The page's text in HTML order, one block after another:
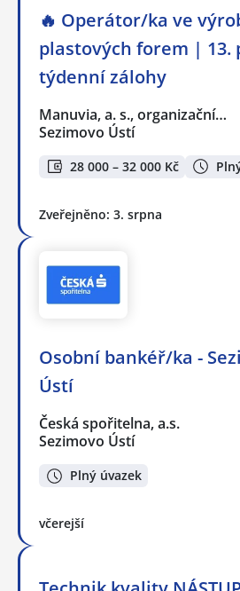
🔥 Operátor/ka ve
plastových forem | 13.
týdenní zálohy
Manuvia, a. s., organizační…
Sezimovo Ústí
28 000 – 32 000 Kč
Zveřejněno: 3. srpna
Osobní bankéř/ka -
Ústí
Česká spořitelna, a.s.
Sezimovo Ústí
Plný úvazek
včerejší